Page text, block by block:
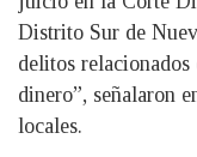
Distrito Sur de
delitos
dinero”, señalaron
locales.